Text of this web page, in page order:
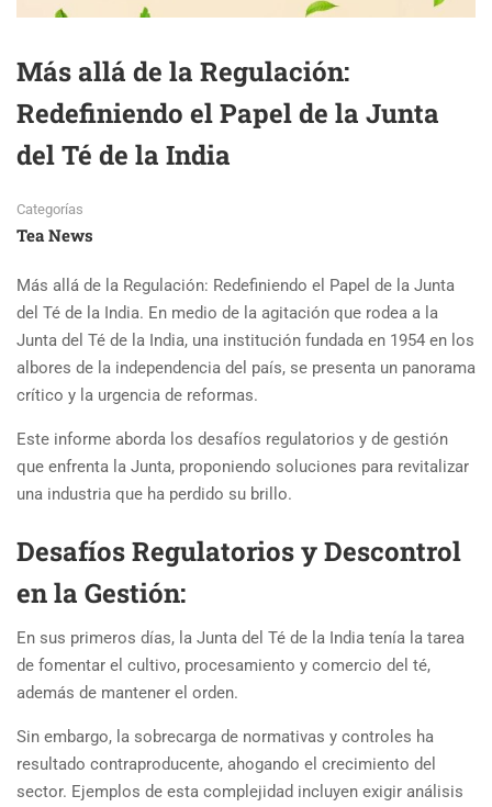
Más allá de la Regulación:
Redefiniendo el Papel de la Junta
del Té de la India
Categorías
Tea News
Más allá de la Regulación: Redefiniendo el Papel de la Junta
del Té de la India. En medio de la agitación que rodea a la
Junta del Té de la India, una institución fundada en 1954 en los
albores de la independencia del país, se presenta un panorama
crítico y la urgencia de reformas.
Este informe aborda los desafíos regulatorios y de gestión
que enfrenta la Junta, proponiendo soluciones para revitalizar
una industria que ha perdido su brillo.
Desafíos Regulatorios y Descontrol
en la Gestión:
En sus primeros días, la Junta del Té de la India tenía la tarea
de fomentar el cultivo, procesamiento y comercio del té,
además de mantener el orden.
Sin embargo, la sobrecarga de normativas y controles ha
resultado contraproducente, ahogando el crecimiento del
sector. Ejemplos de esta complejidad incluyen exigir análisis